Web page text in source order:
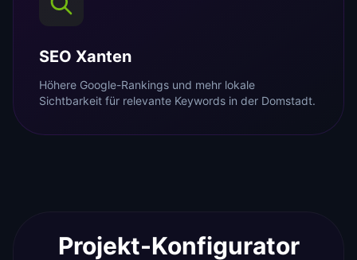
SEO Xanten
Höhere Google-Rankings und mehr lokale
Sichtbarkeit für relevante Keywords in der Domstadt.
Projekt-Konfigurator